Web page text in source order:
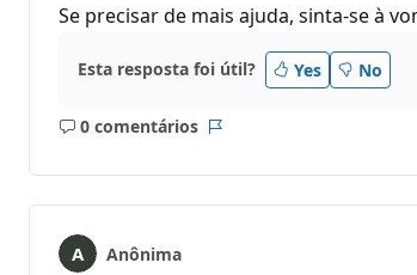
Se precisar de mais ajuda, sinta-se à
Esta resposta foi útil? Yes No
0 comentários
Sem
Anônima